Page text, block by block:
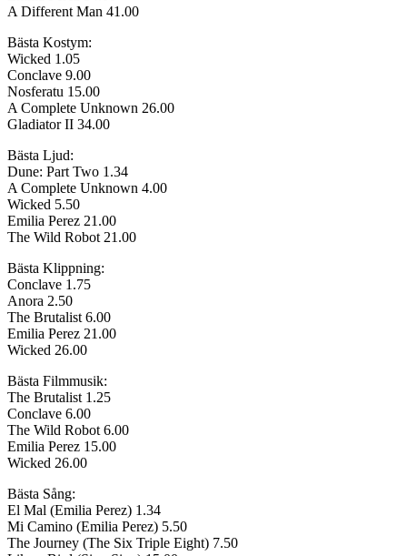
A Different Man 41.00
Bästa Kostym:
Wicked 1.05
Conclave 9.00
Nosferatu 15.00
A Complete Unknown 26.00
Gladiator II 34.00
Bästa Ljud:
Dune: Part Two 1.34
A Complete Unknown 4.00
Wicked 5.50
Emilia Perez 21.00
The Wild Robot 21.00
Bästa Klippning:
Conclave 1.75
Anora 2.50
The Brutalist 6.00
Emilia Perez 21.00
Wicked 26.00
Bästa Filmmusik:
The Brutalist 1.25
Conclave 6.00
The Wild Robot 6.00
Emilia Perez 15.00
Wicked 26.00
Bästa Sång:
El Mal (Emilia Perez) 1.34
Mi Camino (Emilia Perez) 5.50
The Journey (The Six Triple Eight) 7.50